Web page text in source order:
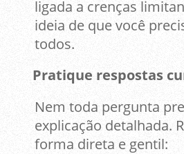
ligada a crenças
ideia de que você
todos.
Pratique respostas
Nem toda pergunta
explicação detalhada.
forma direta e gentil: